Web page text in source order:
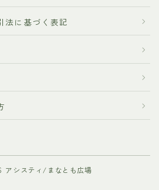
法に基づく表記
アシスティ/まなとも広場